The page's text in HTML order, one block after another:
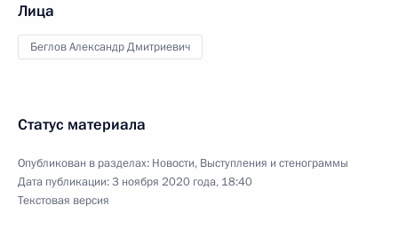
Лица
Беглов Александр Дмитриевич
Статус материала
Опубликован в разделах: Новости, Выступления и стенограммы
Дата публикации:3 ноября 2020 года, 18:40
Текстовая версия